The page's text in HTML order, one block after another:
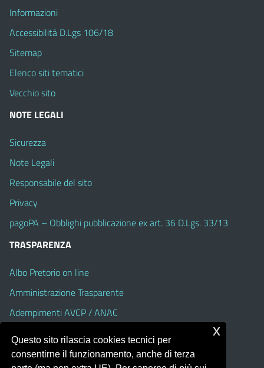
Informazioni
Accessibilità D.Lgs 106/18
Sitemap
Elenco siti tematici
Vecchio sito
NOTE LEGALI
Sicurezza
Note Legali
Responsabile del sito
Privacy
pagoPA – Obblighi pubblicazione ex art. 36 D.Lgs. 33/13
TRASPARENZA
Albo Pretorio on line
Amministrazione Trasparente
Adempimenti AVCP / ANAC
Dichiarazione di accessibilità
Questo sito rilascia cookies tecnici per
consentirne il funzionamento, anche di terza
x